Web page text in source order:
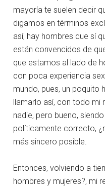
mayoría te suelen decir
digamos en términos
así, hay hombres que sí
están convencidos de
que estamos al lado de
con poca experiencia
mundo, pues, un poquito
llamarlo así, con todo mi
nadie, pero bueno,
políticamente correcto,
más sincero posible.
Entonces, volviendo a
hombres y mujeres?, mi